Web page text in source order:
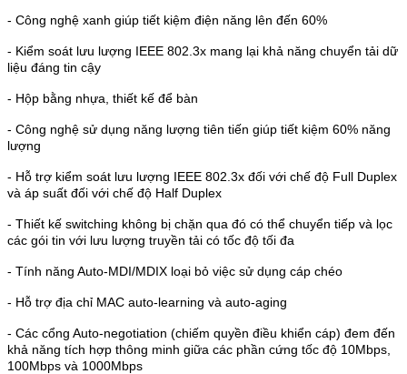
- Công nghệ xanh giúp tiết kiệm điện năng lên đến 60%
- Kiểm soát lưu lượng IEEE 802.3x mang lại khả năng chuyển tải dữ
liệu đáng tin cậy
- Hộp bằng nhựa, thiết kế để bàn
- Công nghệ sử dụng năng lượng tiên tiến giúp tiết kiệm 60% năng
lượng
- Hỗ trợ kiểm soát lưu lượng IEEE 802.3x đối với chế độ Full Duplex
và áp suất đối với chế độ Half Duplex
- Thiết kế switching không bị chặn qua đó có thể chuyển tiếp và lọc
các gói tin với lưu lượng truyền tải có tốc độ tối đa
- Tính năng Auto-MDI/MDIX loại bỏ việc sử dụng cáp chéo
- Hỗ trợ địa chỉ MAC auto-learning và auto-aging
- Các cổng Auto-negotiation (chiếm quyền điều khiển cáp) đem đến
khả năng tích hợp thông minh giữa các phần cứng tốc độ 10Mbps,
100Mbps và 1000Mbps